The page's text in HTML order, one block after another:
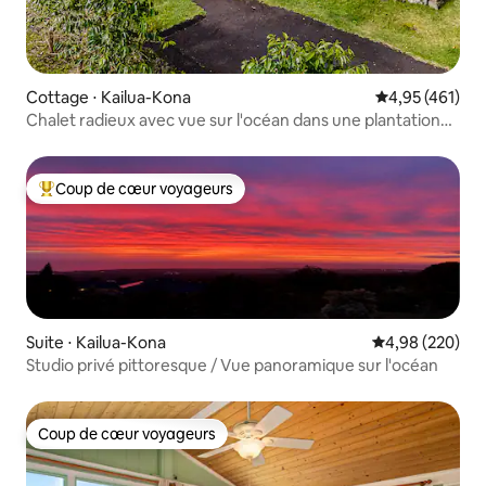
Cottage ⋅ Kailua-Kona Évaluation
4,95 (461)
Chalet radieux avec vue sur l'océan dans une plantation
Coups de cœur voyageurs les plus appréciés
Coup de cœur voyageurs
Suite ⋅ Kailua-Kona Évaluation
4,98 (220)
Studio privé pittoresque / Vue panoramique sur l'océan
Coup de cœur voyageurs
Coup de cœur voyageurs